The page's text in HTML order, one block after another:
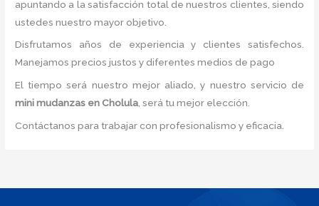
apuntando a la satisfacción total de nuestros clientes, siendo
ustedes nuestro mayor objetivo.
Disfrutamos años de experiencia y clientes satisfechos.
Manejamos precios justos y diferentes medios de pago
El tiempo será nuestro mejor aliado, y nuestro servicio de
mini mudanzas en Cholula, será tu mejor elección.
Contáctanos para trabajar con profesionalismo y eficacia.